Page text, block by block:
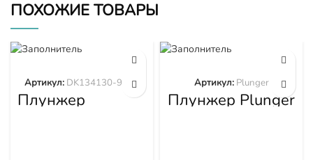
ПОХОЖИЕ ТОВАРЫ
Плунжер
DK134130-9320
Артикул: DK134130-9320
Плунжер Plunger
Артикул: Plunger